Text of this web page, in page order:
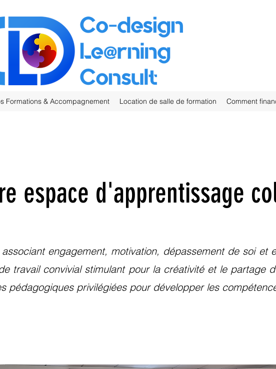
Formations & Accompagnement Location de salle de formation Comment
espace d'apprentissage
engagement, motivation, dépassement de soi et
travail convivial stimulant pour la créativité et le partage
pédagogiques privilégiées pour développer les